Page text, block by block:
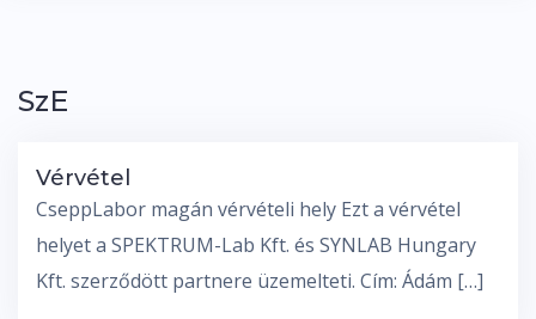
SzE
Vérvétel
CseppLabor magán vérvételi hely Ezt a vérvétel
helyet a SPEKTRUM-Lab Kft. és SYNLAB Hungary
Kft. szerződött partnere üzemelteti. Cím: Ádám […]